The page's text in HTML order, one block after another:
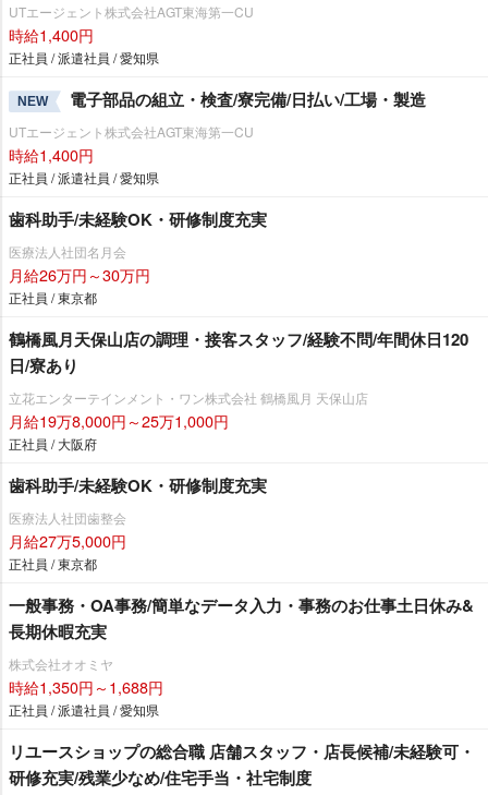
UTエージェント株式会社AGT東海第一CU
時給1,400円
正社員 / 派遣社員 / 愛知県
NEW 電子部品の組立・検査/寮完備/日払い/工場・製造
UTエージェント株式会社AGT東海第一CU
時給1,400円
正社員 / 派遣社員 / 愛知県
歯科助手/未経験OK・研修制度充実
医療法人社団名月会
月給26万円～30万円
正社員 / 東京都
鶴橋風月天保山店の調理・接客スタッフ/経験不問/年間休日120
日/寮あり
立花エンターテインメント・ワン株式会社 鶴橋風月 天保山店
月給19万8,000円～25万1,000円
正社員 / 大阪府
歯科助手/未経験OK・研修制度充実
医療法人社団歯整会
月給27万5,000円
正社員 / 東京都
一般事務・OA事務/簡単なデータ入力・事務のお仕事土日休み&
長期休暇充実
株式会社オオミヤ
時給1,350円～1,688円
正社員 / 派遣社員 / 愛知県
リユースショップの総合職 店舗スタッフ・店長候補/未経験可・
研修充実/残業少なめ/住宅手当・社宅制度